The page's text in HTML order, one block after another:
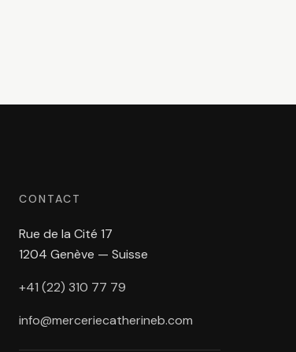
CONTACT
Rue de la Cité 17
1204 Genève — Suisse
+41 (22) 310 77 79
info@merceriecatherineb.com